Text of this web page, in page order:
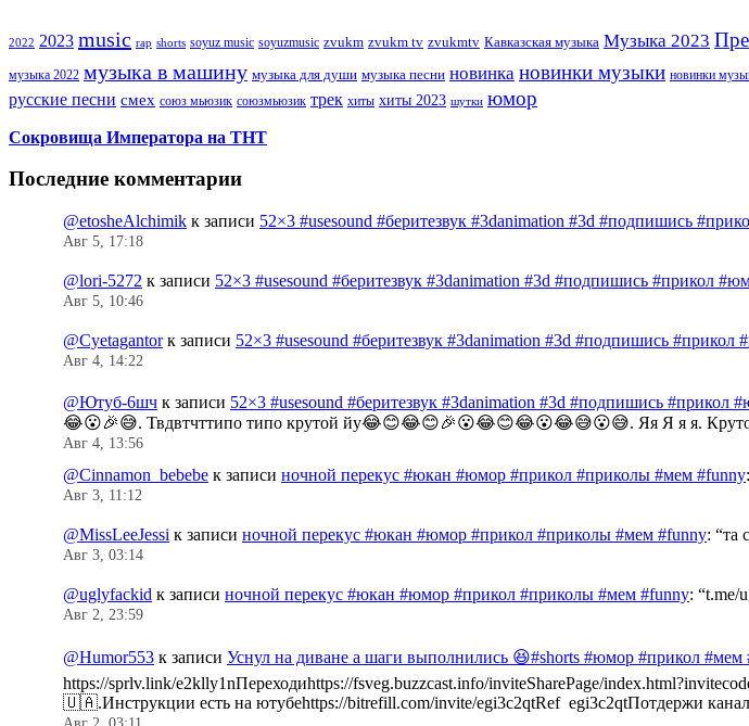
2022 2023 music rap shorts soyuz music soyuzmusic zvukm zvukm tv zvukmtv Кавказская музыка Музыка 2023
музыка 2022 музыка в машину музыка для души музыка песни новинка новинки музыки новинки
русские песни смех союз мьюзик союзмьюзик трек хиты хиты 2023 шутки юмор
Сокровища Императора на ТНТ
Последние комментарии
@etosheAlchimik к записи 52×3 #usesound #беритезвук #3danimation #3d #подпишись
Авг 5, 17:18
@lori-5272 к записи 52×3 #usesound #беритезвук #3danimation #3d #подпишись #прикол
Авг 5, 10:46
@Cyetagantorк записи 52×3 #usesound #беритезвук #3danimation #3d #подпишись
Авг 4, 14:22
@Ютуб-6шч к записи 52×3 #usesound #беритезвук #3danimation #3d #подпишись
😂😮🎉😅. Твдвтчттипо типо крутой йу😂😊😂😊🎉😮😂😊😂😮😂😅😮😅. Яя Я я я.
Авг 4, 13:56
@Cinnamon_bebebe к записи ночной перекус #юкан #юмор #прикол #приколы #мем #funny
Авг 3, 11:12
@MissLeeJessi к записи ночной перекус #юкан #юмор #прикол #приколы #мем #funny: “та
Авг 3, 03:14
@uglyfackid к записи ночной перекус #юкан #юмор #прикол #приколы #мем #funny: “t.me/
Авг 2, 23:59
@Humor553 к записи Уснул на диване а шаги выполнились 😆#shorts #юмор #прикол
https://sprlv.link/e2klly1nПереходиhttps://fsveg.buzzcast.info/inviteSharePage/
🇺🇦.Инструкции есть на ютубеhttps://bitrefill.com/invite/egi3c2qtRef egi3c2qtПотдержи